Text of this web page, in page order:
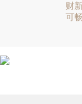
财
可